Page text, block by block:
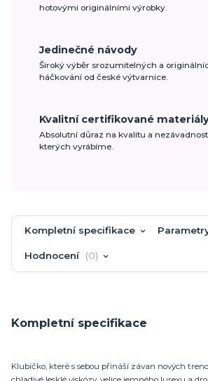
hotovými originálními výrobky.
Jedinečné návody
Široký výběr srozumitelných a
háčkování od české výtvarnice.
Kvalitní certifikované
Absolutní důraz na kvalitu a
kterých vyrábíme.
Kompletní specifikace
Hodnocení 0
Kompletní specifikace
Klubíčko, které s sebou přináší závan nových